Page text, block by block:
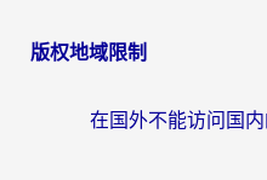
版权地域限制